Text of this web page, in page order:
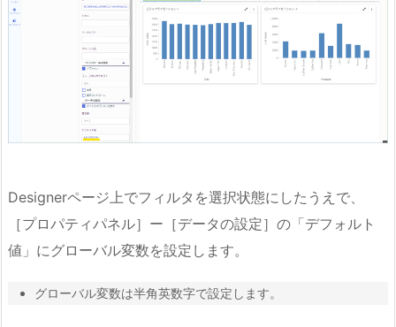
Designerページ上でフィルタを選択状態にしたうえで、
［プロパティパネル］ー［データの設定］の「デフォルト
値」にグローバル変数を設定します。
グローバル変数は半角英数字で設定します。